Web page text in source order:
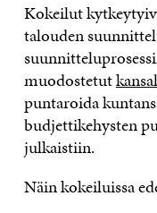
Kokeilut
talouden
muodostetut
puntaroida
budjettikehysten
julkaistiin.
Näin kokeiluissa